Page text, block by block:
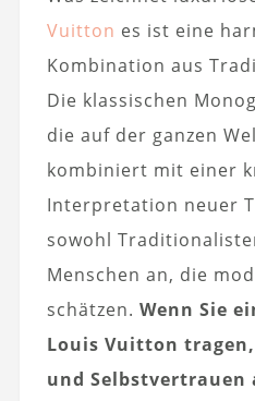
Vuitton es ist eine
Kombination aus
Die klassischen
die auf der ganzen
kombiniert mit einer
Interpretation neuer
sowohl
Menschen an, die
schätzen. Wenn Sie
Louis Vuitton
und Selbstvertrauen